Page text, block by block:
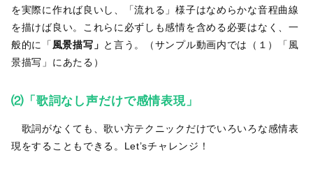
を実際に作れば良いし、「流れる」様子はなめらかな音程曲線
を描けば良い。これらに必ずしも感情を含める必要はなく、一
般的に「 風景描写」 と言う。（サンプル動画内では（１）「風
景描写」にあたる）
⑵「歌詞なし声だけで感情表現」
歌詞がなくても、歌い方テクニックだけでいろいろな感情表
現をすることもできる。Let’sチャレンジ！